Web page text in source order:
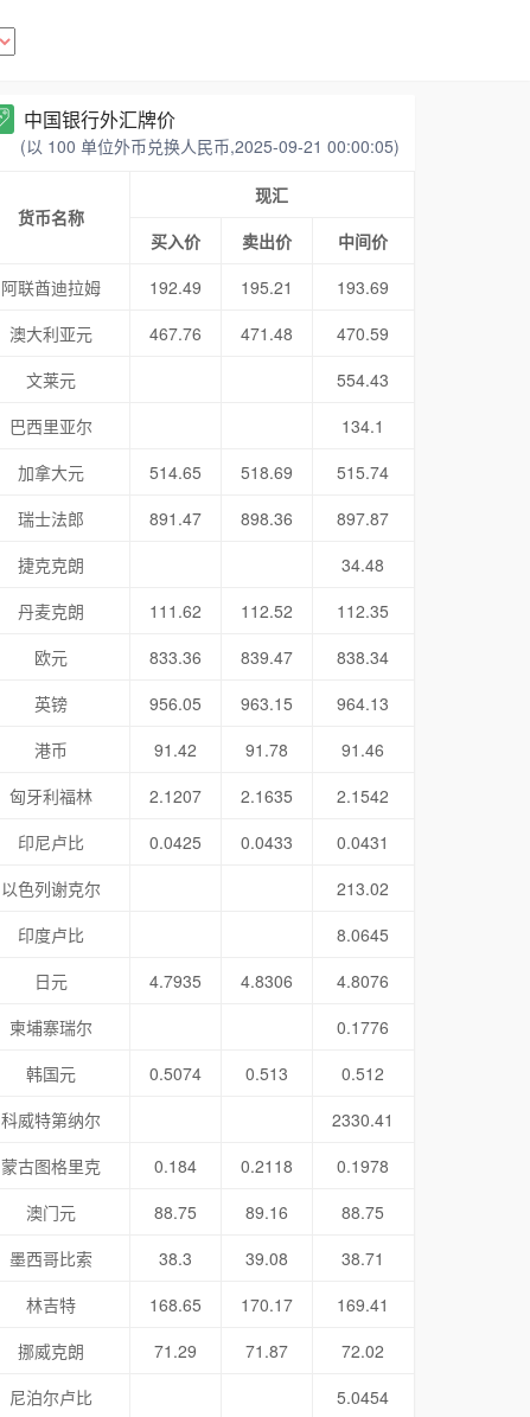
中国银行外汇牌价
(以 100 单位外币兑换人民币,2025-09-21 00:00:05)
货币名称
现汇
买入价
卖出价
中间价
阿联酋迪拉姆
192.49 195.21
193.69
澳大利亚元
467.76 471.48
470.59
文莱元
554.43
巴西里亚尔
134.1
加拿大元
514.65 518.69
515.74
瑞士法郎
891.47 898.36
897.87
捷克克朗
34.48
丹麦克朗
111.62 112.52
112.35
欧元
833.36 839.47
838.34
英镑
956.05 963.15
964.13
港币
91.42 91.78
91.46
匈牙利福林
2.1207 2.1635
2.1542
印尼卢比
0.0425 0.0433
0.0431
以色列谢克尔
213.02
印度卢比
8.0645
日元
4.7935 4.8306
4.8076
柬埔寨瑞尔
0.1776
韩国元
0.5074 0.513
0.512
科威特第纳尔
2330.41
蒙古图格里克
0.184 0.2118
0.1978
澳门元
88.75 89.16
88.75
墨西哥比索
38.3 39.08
38.71
林吉特
168.65 170.17
169.41
挪威克朗
71.29 71.87
72.02
尼泊尔卢比
5.0454